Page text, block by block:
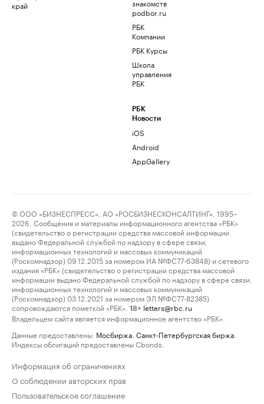
край
знакомств
podbor.ru
РБК
Компании
РБК Курсы
Школа
управления
РБК
РБК
Новости
iOS
Android
AppGallery
© ООО «БИЗНЕСПРЕСС», АО «РОСБИЗНЕСКОНСАЛТИНГ», 1995–
2026. Сообщения и материалы информационного агентства «РБК»
(свидетельство о регистрации средства массовой информации
выдано Федеральной службой по надзору в сфере связи,
информационных технологий и массовых коммуникаций
(Роскомнадзор) 09.12.2015 за номером ИА №ФС77-63848) и сетевого
издания «РБК» (свидетельство о регистрации средства массовой
информации выдано Федеральной службой по надзору в сфере связи,
информационных технологий и массовых коммуникаций
(Роскомнадзор) 03.12.2021 за номером ЭЛ №ФС77-82385)
сопровождаются пометкой «РБК».
18+ letters@rbc.ru
Владельцем сайта является информационное агентство «РБК».
Данные предоставлены: Мосбиржа Санкт-Петербургская биржа
Индексы облигаций предоставлены Cbonds.
Информация об ограничениях
О соблюдении авторских прав
Пользовательское соглашение